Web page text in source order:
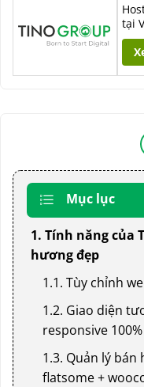
tại
Mục lục
1. Tính năng của
hương đẹp
1.1. Tùy chỉnh
1.2. Giao diện
responsive 100%
1.3. Quản lý bán
flatsome +